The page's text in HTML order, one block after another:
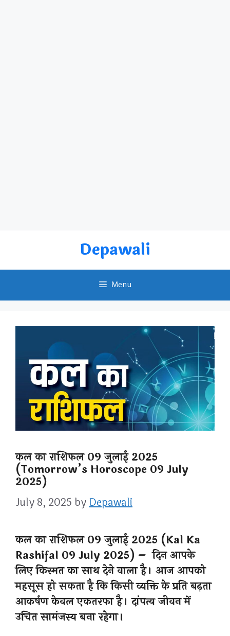
content
Depawali
Menu
कल का राशिफल 09 जुलाई 2025
(Tomorrow’s Horoscope 09 July
2025)
July 8, 2025 byDepawali
कल का राशिफल 09 जुलाई 2025 (Kal Ka
Rashifal 09 July 2025) – दिन आपके
लिए किस्मत का साथ देने वाला है। आज आपको
महसूस हो सकता है कि किसी व्यक्ति के प्रति बढ़ता
आकर्षण केवल एकतरफा है। दांपत्य जीवन में
उचित सामंजस्य बना रहेगा।